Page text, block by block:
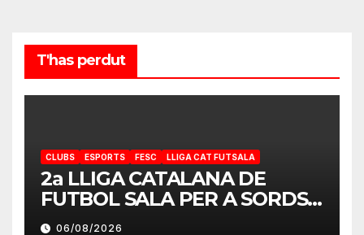
T'has perdut
CLUBS ESPORTS FESC LLIGA CAT FUTSALA
2a LLIGA CATALANA DE
FUTBOL SALA PER A SORDS
2026-2027
06/08/2026